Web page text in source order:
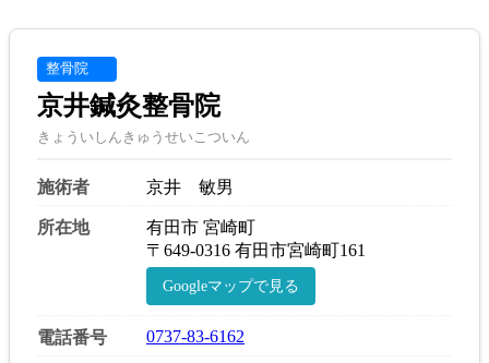
整骨院
京井鍼灸整骨院
きょういしんきゅうせいこついん
施術者 京井 敏男
所在地
有田市 宮崎町
〒649-0316 有田市宮崎町161
Googleマップで見る
電話番号 0737-83-6162